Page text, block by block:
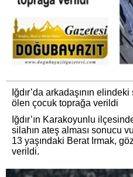
Iğdır’da arkadaşının
ölen çocuk toprağa verildi
Iğdır’ın Karakoyunlu
silahın ateş alması sonucu
13 yaşındaki Berat Irmak,
verildi.